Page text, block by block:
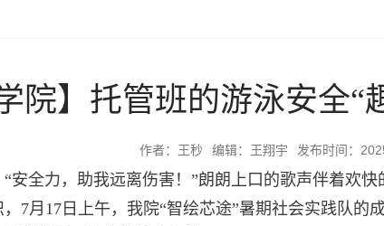
院】托管班的游泳安全
作者：王秒 编辑：王翔宇 发布时间：
安全力，助我远离伤害！”朗朗上口的歌声伴着欢
7月17日上午，我院“智绘芯途”暑期社会实践队的